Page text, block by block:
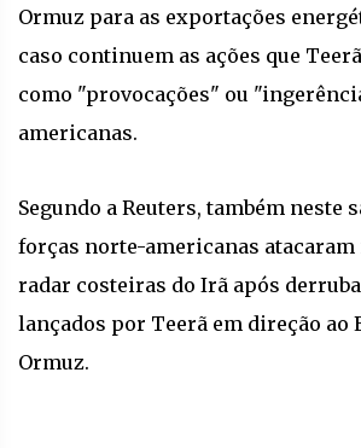
Ormuz para as exportações
caso continuem as ações que
como "provocações" ou
americanas.
Segundo a Reuters, também neste
forças norte-americanas atacaram
radar costeiras do Irã após
lançados por Teerã em direção ao
Ormuz.